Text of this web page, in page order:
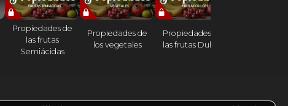
Propiedades de
las frutas
Semiácidas
Propiedades de
los vegetales
Propiedades de
las frutas Dulces